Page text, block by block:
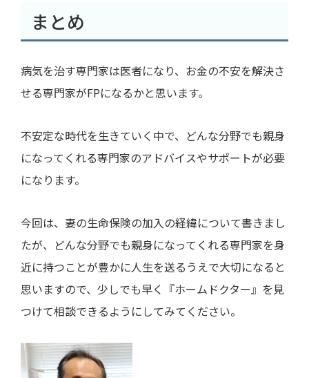
まとめ
病気を治す専門家は医者になり、お金の不安を解決さ
せる専門家がFPになるかと思います。
不安定な時代を生きていく中で、どんな分野でも親身
になってくれる専門家のアドバイスやサポートが必要
になります。
今回は、妻の生命保険の加入の経緯について書きまし
たが、どんな分野でも親身になってくれる専門家を身
近に持つことが豊かに人生を送るうえで大切になると
思いますので、少しでも早く『ホームドクター』を見
つけて相談できるようにしてみてください。